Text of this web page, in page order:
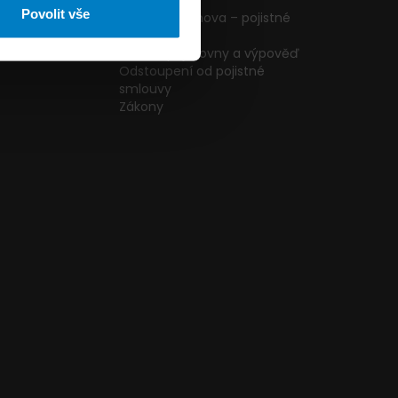
Povolit vše
Pojištění domova – pojistné
podmínky
Změna pojišťovny a výpověď
Odstoupení od pojistné
smlouvy
Zákony